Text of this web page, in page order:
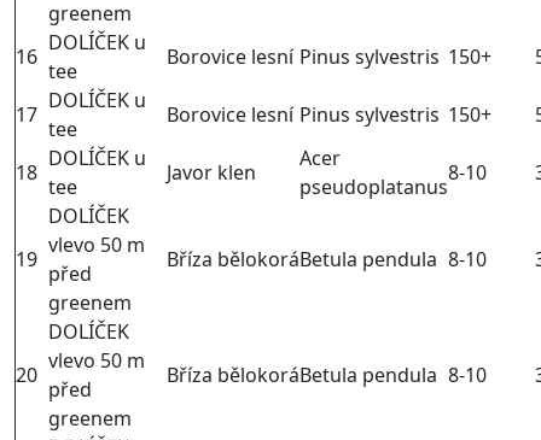
greenem
16
DOLÍČEK u
tee
Borovice lesní Pinus sylvestris 150+
17
DOLÍČEK u
tee
Borovice lesní Pinus sylvestris 150+
18
DOLÍČEK u
tee
Javor klen
Acer
pseudoplatanus
8-10
19
DOLÍČEK
vlevo 50 m
před
greenem
Bříza bělokoráBetula pendula 8-10
20
DOLÍČEK
vlevo 50 m
před
greenem
Bříza bělokoráBetula pendula 8-10